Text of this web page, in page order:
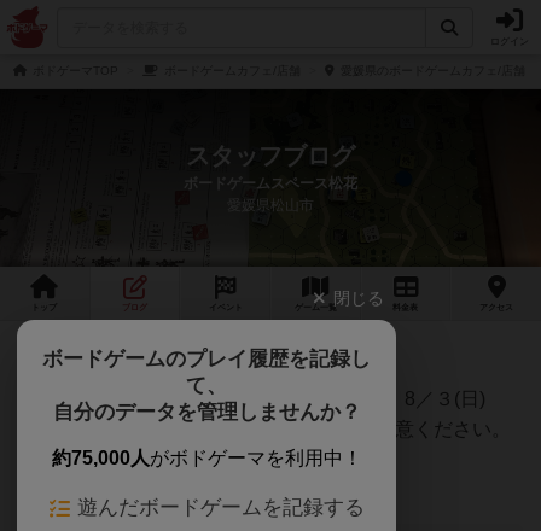
スタッフブログ
ボードゲームスペース松花
愛媛県松山市
ゲーム 一覧 料金 アクセス
8/3時短営業になります。
営業カレンダーを変更いたしましたとおり、8／３(日)
は、17:30までの営業となりますので、ご注意ください。
閉じる
ボードゲームのプレイ履歴を記録し
て、
自分のデータを管理しませんか？
約75,000人がボドゲーマを利用中！
遊んだボードゲームを記録する